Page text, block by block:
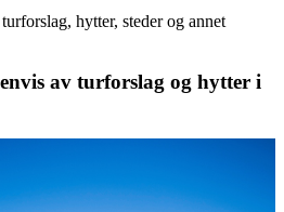
hytter, steder og annet
av turforslag og hytter i